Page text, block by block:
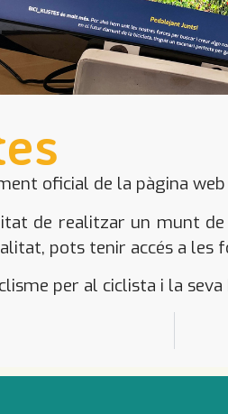
oficial de la pàgina
de realitzar un munt
pots tenir accés a les
per al ciclista i la seva